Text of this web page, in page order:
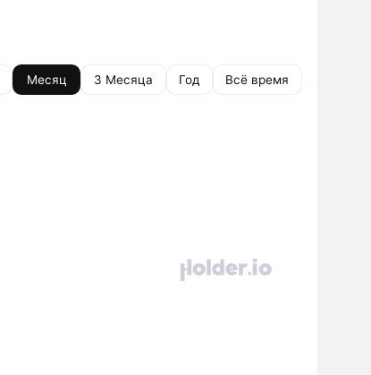
Месяц 3 Месяца Год Всё время